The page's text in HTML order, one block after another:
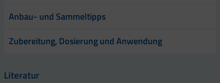
Anbau- und Sammeltipps
Zubereitung, Dosierung und Anwendung
Literatur